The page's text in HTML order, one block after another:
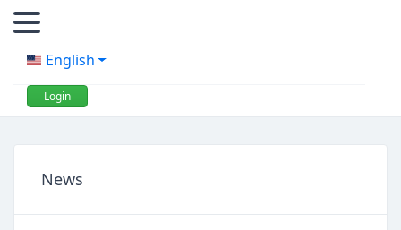
English
Login
News